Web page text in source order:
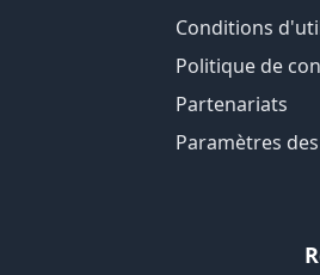
Conditions
Politique de
Partenariats
Paramètres